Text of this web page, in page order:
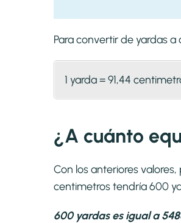
Para convertir de yardas
1 yarda = 91,44
¿A cuánto
Con los anteriores
centimetros tendría 600
600 yardas es igual a